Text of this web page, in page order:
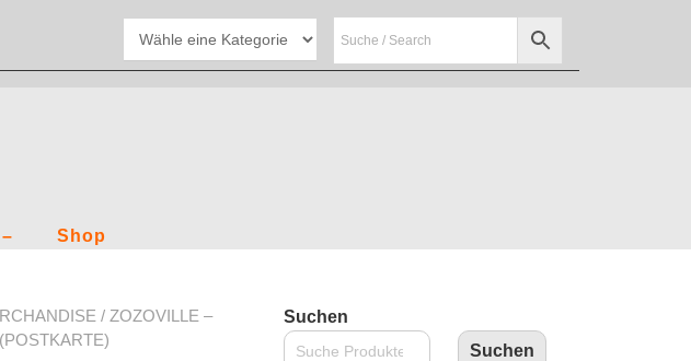
Shop
/ ZOZOVILLE –
Suchen
Suchen